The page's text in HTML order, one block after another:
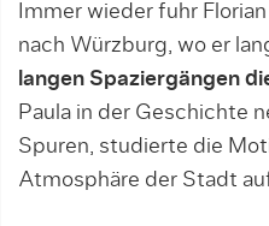
Immer wieder fuhr
nach Würzburg, wo er
langen Spaziergängen
Paula in der Geschichte
Spuren, studierte die
Atmosphäre der Stadt